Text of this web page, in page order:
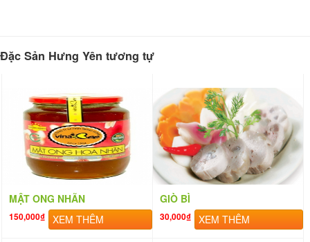
Đặc Sản Hưng Yên tương tự
MẬT ONG NHÃN
150,000₫ XEM THÊM
GIÒ BÌ
30,000₫ XEM THÊM